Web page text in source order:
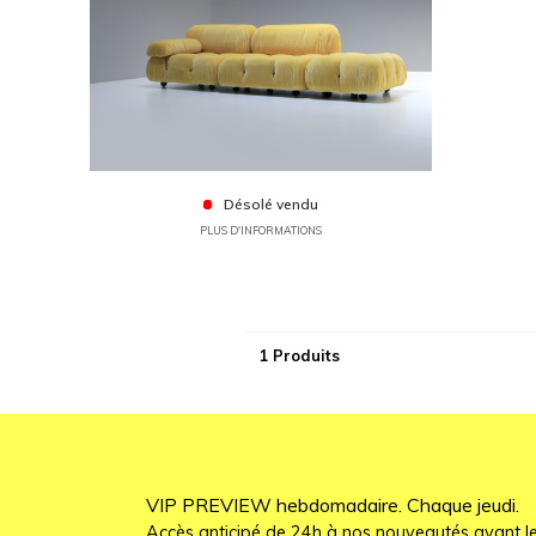
Désolé vendu
PLUS D'INFORMATIONS
1 Produits
VIP PREVIEW hebdomadaire. Chaque jeudi.